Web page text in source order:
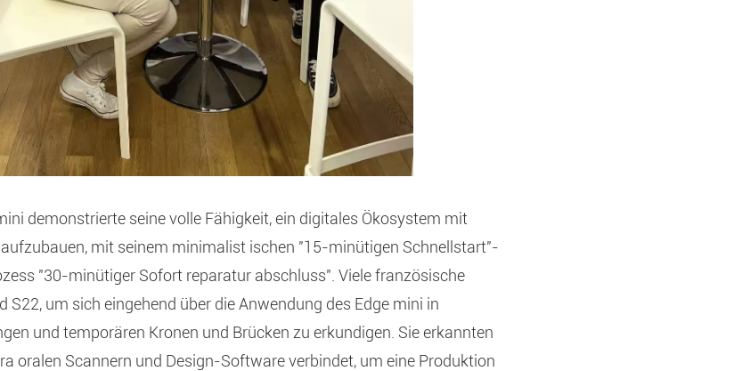
demonstrierte seine volle Fähigkeit, ein digitales Ökosystem mit
mit seinem minimalist ischen "15-minütigen Schnellstart"-
"30-minütiger Sofort reparatur abschluss". Viele französische
S22, um sich eingehend über die Anwendung des Edge mini in
und temporären Kronen und Brücken zu erkundigen. Sie erkannten
oralen Scannern und Design-Software verbindet, um eine Produktion